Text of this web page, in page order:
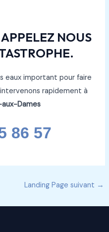
NOUS
eaux important pour faire
rapidement à
Dames
86 57
Landing Page suivant →